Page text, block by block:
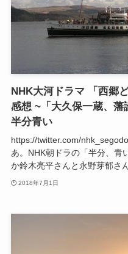
NHK大河ドラマ 「西郷
感想 ~「大久保一蔵、
半分青い
https://twitter.com/
あ。NHK朝ドラの「半分、青
か鈴木亮平さんと永野芽郁さ
2018年7月1日